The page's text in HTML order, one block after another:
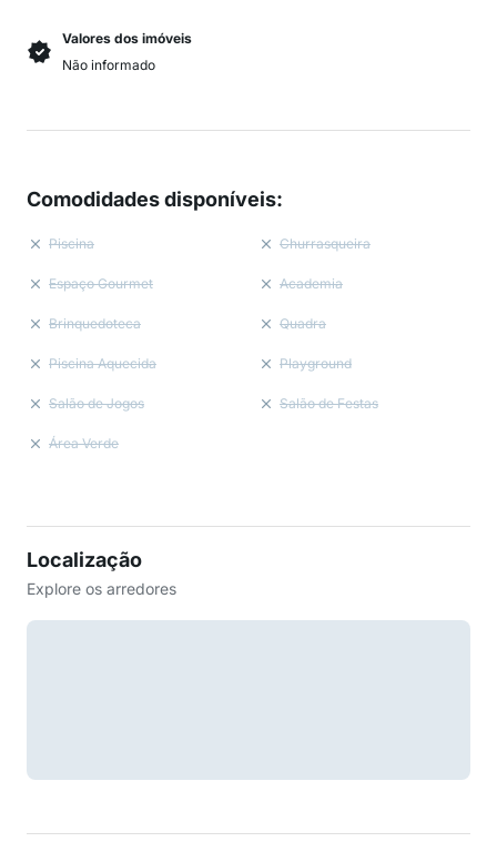
Valores dos imóveis
Não informado
Comodidades disponíveis:
Piscina Churrasqueira
Espaço Gourmet Academia
Brinquedoteca Quadra
Piscina Aquecida Playground
Salão de Jogos Salão de Festas
Área Verde
Localização
Explore os arredores